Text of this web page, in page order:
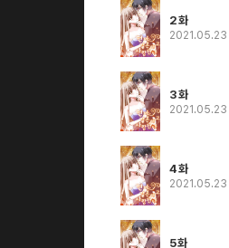
2화
2021.05.23
3화
2021.05.23
4화
2021.05.23
5화